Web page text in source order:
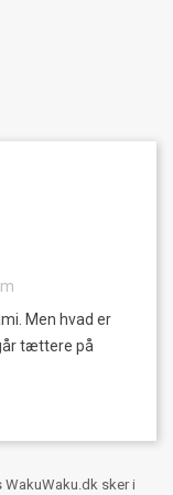
Men hvad er
tættere på
sker i